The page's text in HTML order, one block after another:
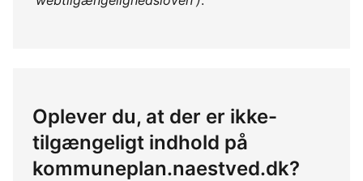
Oplever du, at der er ikke-
tilgængeligt indhold på
kommuneplan.naestved.dk?